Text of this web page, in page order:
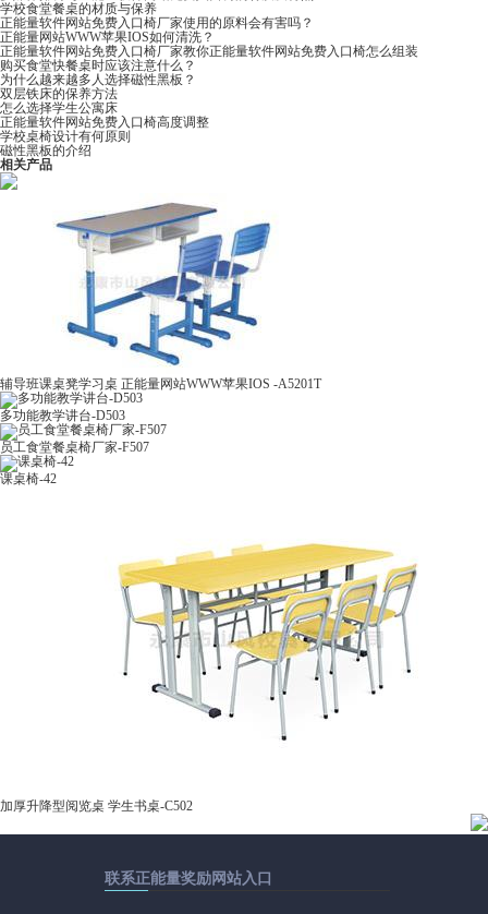
学校食堂餐桌的材质与保养
正能量软件网站免费入口椅厂家使用的原料会有害吗？
正能量网站WWW苹果IOS如何清洗？
正能量软件网站免费入口椅厂家教你正能量软件网站免费入口椅怎么组装
购买食堂快餐桌时应该注意什么？
为什么越来越多人选择磁性黑板？
双层铁床的保养方法
怎么选择学生公寓床
正能量软件网站免费入口椅高度调整
学校桌椅设计有何原则
磁性黑板的介绍
相关产品
辅导班课桌凳学习桌 正能量网站WWW苹果IOS -A5201T
多功能教学讲台-D503
员工食堂餐桌椅厂家-F507
课桌椅-42
加厚升降型阅览桌 学生书桌-C502
联系正能量奖励网站入口